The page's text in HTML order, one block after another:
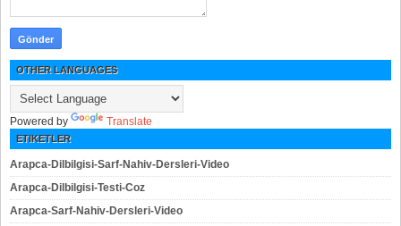
OTHER LANGUAGES
Powered by Translate
ETIKETLER
Arapca-Dilbilgisi-Sarf-Nahiv-Dersleri-Video
Arapca-Dilbilgisi-Testi-Coz
Arapca-Sarf-Nahiv-Dersleri-Video